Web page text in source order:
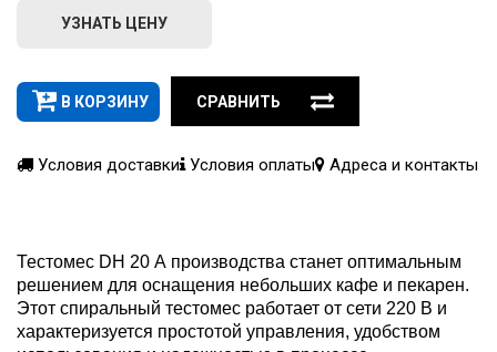
УЗНАТЬ ЦЕНУ
В КОРЗИНУ СРАВНИТЬ
Условия доставки Условия оплаты Адреса и контакты
Тестомес DH 20 А производства станет оптимальным
решением для оснащения небольших кафе и пекарен.
Этот спиральный тестомес работает от сети 220 В и
характеризуется простотой управления, удобством